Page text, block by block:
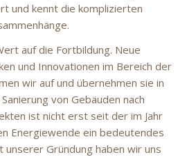
und kennt die komplizierten
auf die Fortbildung. Neue
und Innovationen im Bereich der
wir auf und übernehmen sie in
von Gebäuden nach
ist nicht erst seit der im Jahr
Energiewende ein bedeutendes
unserer Gründung haben wir uns